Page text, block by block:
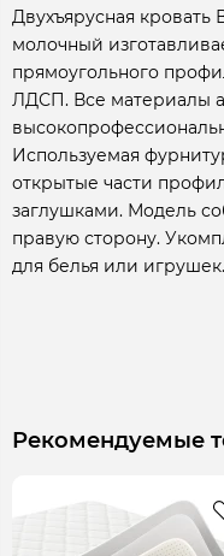
Двухъярусная
молочный
прямоугольного
ЛДСП. Все материалы
Используемая
открытые части
заглушками. Модель
правую сторону.
для белья или игрушек.
Рекомендуемые